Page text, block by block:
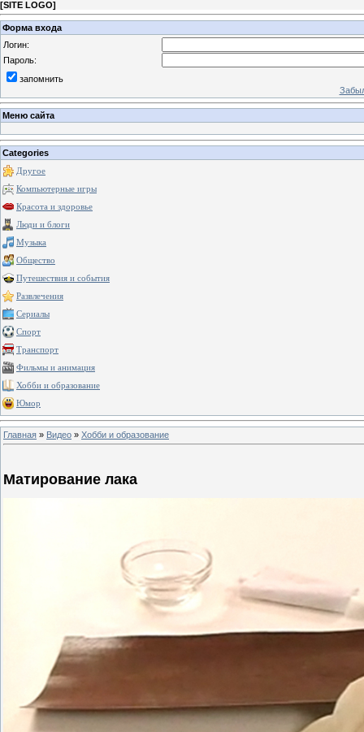
[SITE LOGO]
Форма входа
Логин:
Пароль:
запомнить
Меню сайта
Categories
Другое
Компьютерные игры
Красота и здоровье
Люди и блоги
Музыка
Общество
Путешествия и события
Развлечения
Сериалы
Спорт
Транспорт
Фильмы и анимация
Хобби и образование
Юмор
Главная » Видео » Хобби и образование
Матирование лака